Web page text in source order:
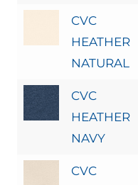
CVC
HEATHER
NATURAL
CVC
HEATHER
NAVY
CVC